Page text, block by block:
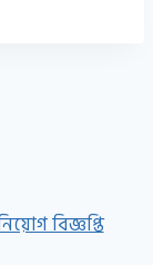
বিজ্ঞপ্তি